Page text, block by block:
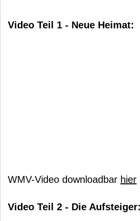
Video Teil 1 - Neue Heimat:
WMV-Video downloadbar hier
Video Teil 2 - Die Aufsteiger: